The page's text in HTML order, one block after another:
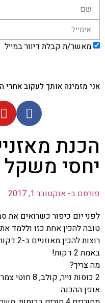
ת קבלת דיוור במייל
אותך לעקוב אחרי
משקל
ב-אוקטובר 1, 2017
יום כיפור כשרואים את סמל
להכין אחת כזו וללמד את
להכין מאוזניים ב-2 דקות?
ההכנה: